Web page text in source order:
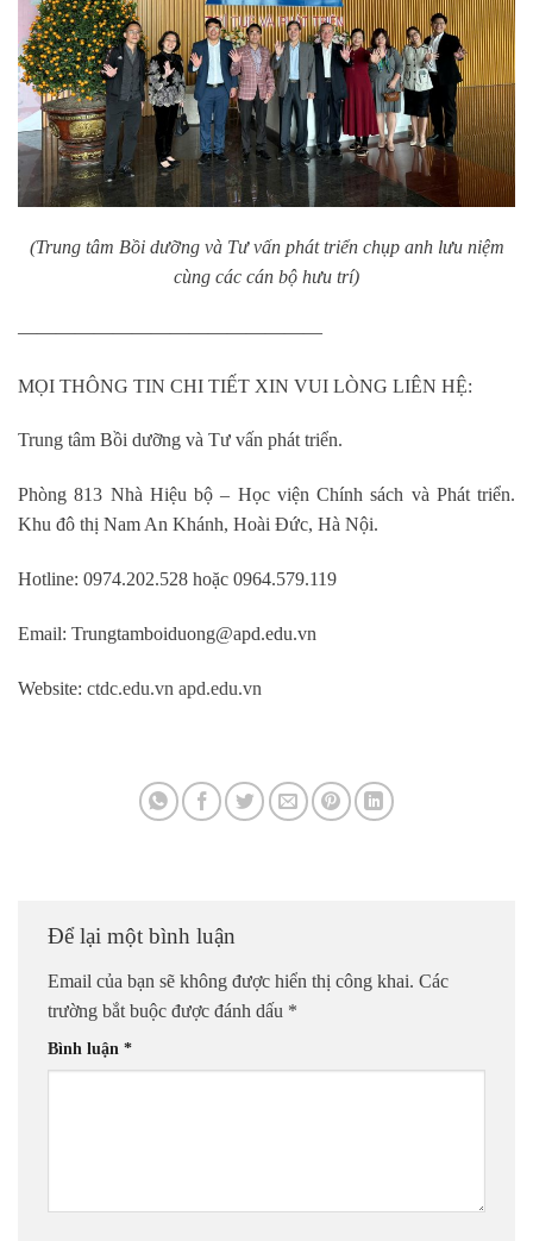
(Trung tâm Bồi dưỡng và Tư vấn phát triển chụp anh lưu niệm
cùng các cán bộ hưu trí)
————————————————
MỌI THÔNG TIN CHI TIẾT XIN VUI LÒNG LIÊN HỆ:
Trung tâm Bồi dưỡng và Tư vấn phát triển.
Phòng 813 Nhà Hiệu bộ – Học viện Chính sách và Phát triển.
Khu đô thị Nam An Khánh, Hoài Đức, Hà Nội.
Hotline: 0974.202.528 hoặc 0964.579.119
Email: Trungtamboiduong@apd.edu.vn
Website: ctdc.edu.vn apd.edu.vn
Để lại một bình luận
Email của bạn sẽ không được hiển thị công khai. Các
trường bắt buộc được đánh dấu *
Bình luận *